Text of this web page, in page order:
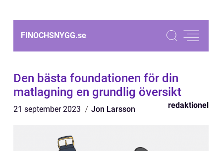
FINOCHSNYGG.se
Den bästa foundationen för din
matlagning en grundlig översikt
21 september 2023 Jon Larsson redaktionel